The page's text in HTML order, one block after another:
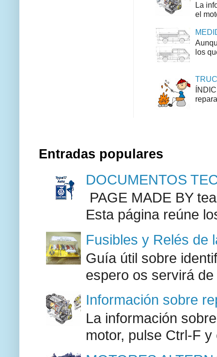
La
el
los
Entradas populares
DOCUMENTOS
PAGE MADE BY
Esta página reúne
Fusibles y Relés de
Guía útil sobre
espero os servirá
Información sobre
La información
motor, pulse Ctrl-F